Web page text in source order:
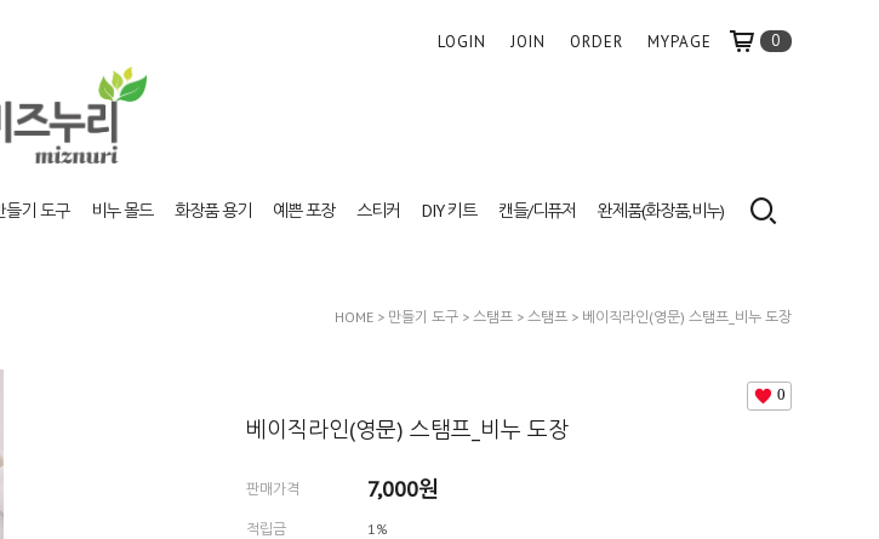
LOGIN JOIN ORDER MYPAGE 0
들기 도구 비누 몰드 화장품 용기 예쁜 포장 스티커 DIY 키트 캔들/디퓨저 완제품(화장품,비누)
HOME > 만들기 도구 > 스탬프 > 스탬프 > 베이직라인(영문) 스탬프_비누 도장
0
베이직라인(영문) 스탬프_비누 도장
판매가격 7,000원
적립금 1%